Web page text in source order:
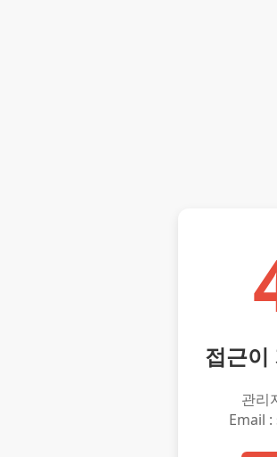
접근이
관리
Email